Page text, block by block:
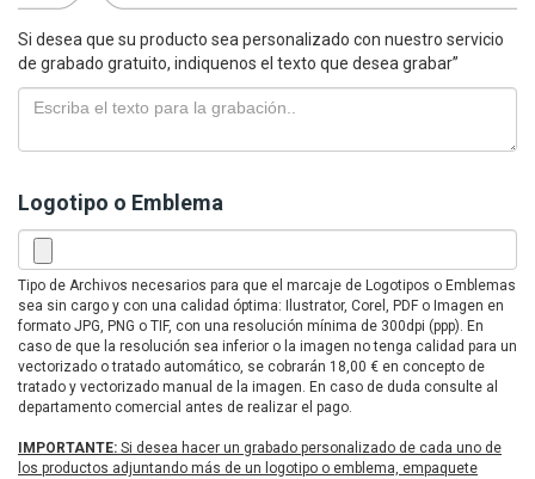
Si desea que su producto sea personalizado con nuestro servicio
de grabado gratuito, indiquenos el texto que desea grabar”
Logotipo o Emblema
Tipo de Archivos necesarios para que el marcaje de Logotipos o Emblemas
sea sin cargo y con una calidad óptima: Ilustrator, Corel, PDF o Imagen en
formato JPG, PNG o TIF, con una resolución mínima de 300dpi (ppp). En
caso de que la resolución sea inferior o la imagen no tenga calidad para un
vectorizado o tratado automático, se cobrarán 18,00 € en concepto de
tratado y vectorizado manual de la imagen. En caso de duda consulte al
departamento comercial antes de realizar el pago.
IMPORTANTE: Si desea hacer un grabado personalizado de cada uno de
los productos adjuntando más de un logotipo o emblema, empaquete